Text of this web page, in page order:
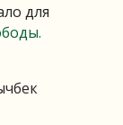
для